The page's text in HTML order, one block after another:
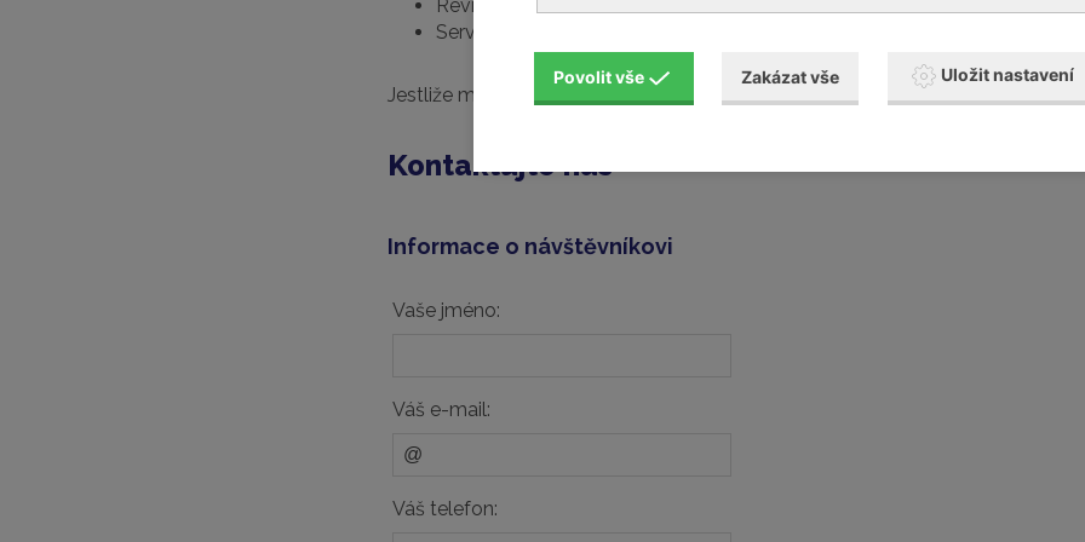
Revize
Servisní smlouvy
Jestliže máte zájem o opravu Vašeho zařízení, můžete vyplnit a zaslat nám
Kontaktujte nás
Informace o návštěvníkovi
Vaše jméno:
Váš e-mail:
Váš telefon:
Povolit vše Zakázat vše Uložit nastavení